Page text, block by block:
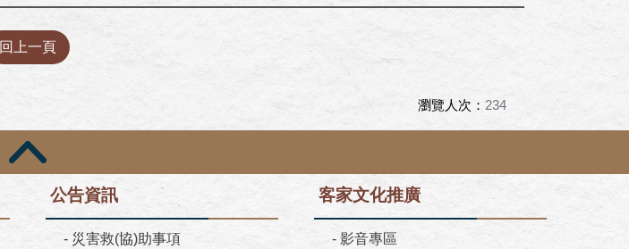
回上一頁
瀏覽人次： 234
公告資訊
- 災害救(協)助事項
客家文化推廣
- 影音專區